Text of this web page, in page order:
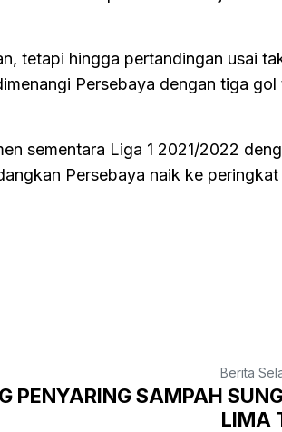
tetapi hingga pertandingan usai
Persebaya dengan tiga gol
sementara Liga 1 2021/2022
Persebaya naik ke peringkat
Berita
PENYARING SAMPAH
LIMA